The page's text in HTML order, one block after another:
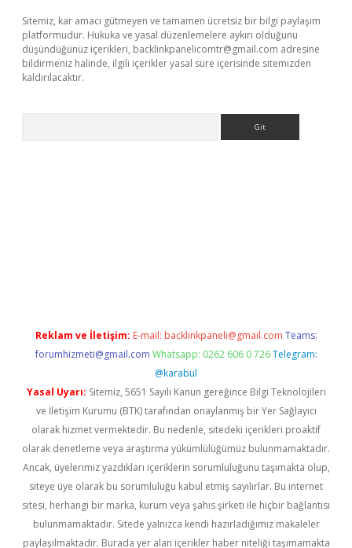
Sitemiz, kar amacı gütmeyen ve tamamen ücretsiz bir bilgi paylaşım
platformudur. Hukuka ve yasal düzenlemelere aykırı olduğunu
düşündüğünüz içerikleri, backlinkpanelicomtr@gmail.com adresine
bildirmeniz halinde, ilgili içerikler yasal süre içerisinde sitemizden
kaldırılacaktır.
Reklam ve İletişim: E-mail: backlinkpaneli@gmail.com Teams:
forumhizmeti@gmail.com Whatsapp: 0262 606 0 726 Telegram:
@karabul
Yasal Uyarı: Sitemiz, 5651 Sayılı Kanun gereğince Bilgi Teknolojileri
ve İletişim Kurumu (BTK) tarafından onaylanmış bir Yer Sağlayıcı
olarak hizmet vermektedir. Bu nedenle, sitedeki içerikleri proaktif
olarak denetleme veya araştırma yükümlülüğümüz bulunmamaktadır.
Ancak, üyelerimiz yazdıkları içeriklerin sorumluluğunu taşımakta olup,
siteye üye olarak bu sorumluluğu kabul etmiş sayılırlar. Bu internet
sitesi, herhangi bir marka, kurum veya şahıs şirketi ile hiçbir bağlantısı
bulunmamaktadır. Sitede yalnızca kendi hazırladığımız makaleler
paylaşılmaktadır. Burada yer alan içerikler haber niteliği taşımamakta